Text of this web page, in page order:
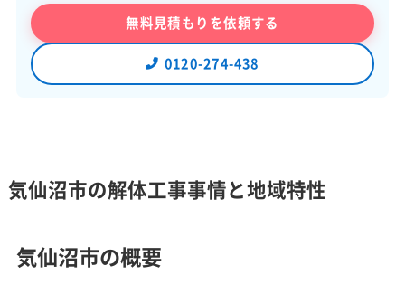
無料見積もりを依頼する
0120-274-438
気仙沼市の解体工事事情と地域特性
気仙沼市の概要